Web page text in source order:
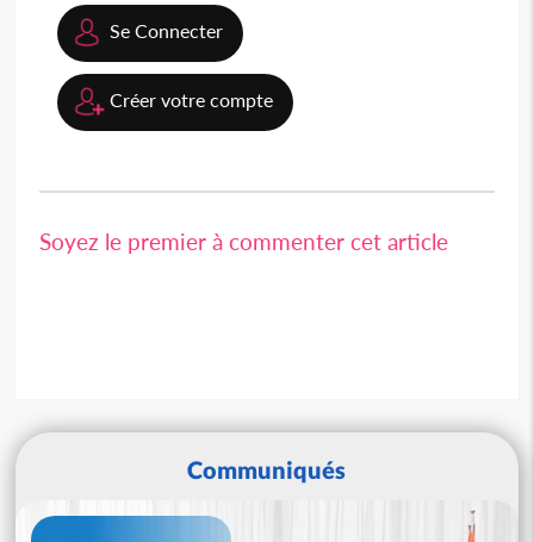
Se Connecter
Créer votre compte
Soyez le premier à commenter cet article
Communiqués